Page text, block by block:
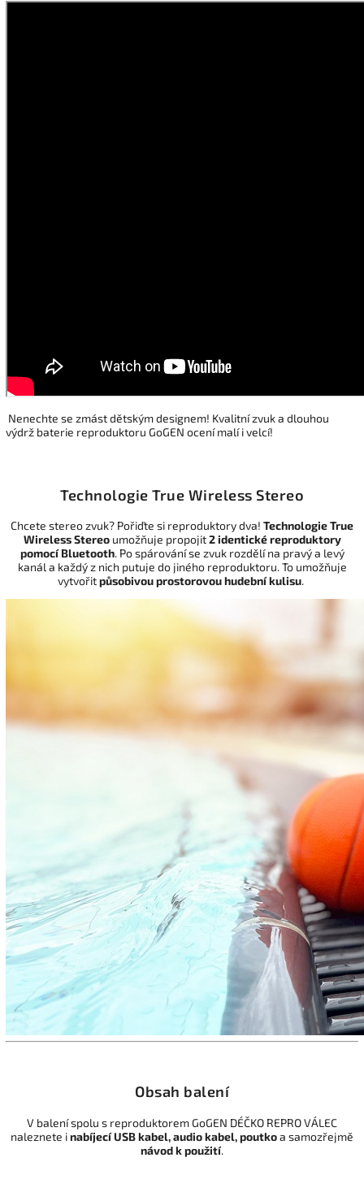
Nenechte se zmást dětským designem! Kvalitní zvuk a dlouhou
výdrž baterie reproduktoru GoGEN ocení malí i velcí!
Technologie True Wireless Stereo
Chcete stereo zvuk? Pořiďte si reproduktory dva! Technologie True
Wireless Stereoumožňuje propojit2 identické reproduktory
pomocí Bluetooth. Po spárování se zvuk rozdělí na pravý a levý
kanál a každý z nich putuje do jiného reproduktoru. To umožňuje
vytvořitpůsobivou prostorovou hudební kulisu.
Obsah balení
V balení spolu s reproduktorem GoGEN DÉČKO REPRO VÁLEC
naleznete inabíjecí USB kabel, audio kabel, poutkoa samozřejmě
návod k použití.